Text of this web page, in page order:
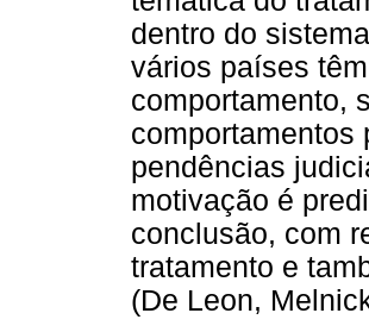
dentro do
vários países
comportamento,
comportamentos
pendências
motivação é
conclusão, com
tratamento e
(De Leon,